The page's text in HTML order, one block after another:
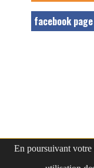
En poursuivant votre
facebook page